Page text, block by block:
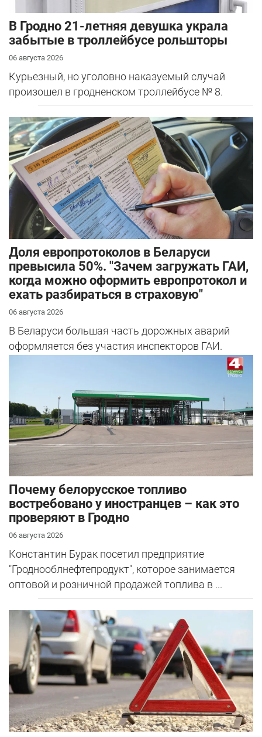
В Гродно 21-летняя девушка украла
забытые в троллейбусе рольшторы
06 августа 2026
Курьезный, но уголовно наказуемый случай
произошел в гродненском троллейбусе № 8.
Доля европротоколов в Беларуси
превысила 50%. "Зачем загружать ГАИ,
когда можно оформить европротокол и
ехать разбираться в страховую"
06 августа 2026
В Беларуси большая часть дорожных аварий
оформляется без участия инспекторов ГАИ.
Почему белорусское топливо
востребовано у иностранцев – как это
проверяют в Гродно
06 августа 2026
Константин Бурак посетил предприятие
"Гроднооблнефтепродукт", которое занимается
оптовой и розничной продажей топлива в ...